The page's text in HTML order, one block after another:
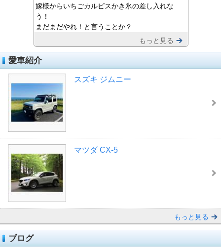
嫁様からいちごカルピスかき氷の差し入れな
う！
まだまだやれ！と言うことか？
もっと見る
愛車紹介
スズキ ジムニー
マツダ CX-5
もっと見る
ブログ